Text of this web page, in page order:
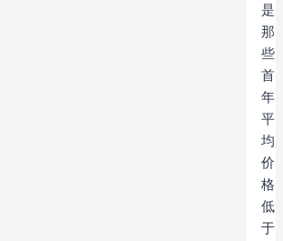
是
那
些
首
年
平
均
价
格
低
于